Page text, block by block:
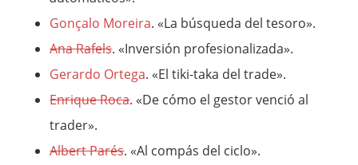
Gonçalo Moreira. «La búsqueda del tesoro».
Ana Rafels. «Inversión profesionalizada».
Gerardo Ortega. «El tiki-taka del trade».
Enrique Roca. «De cómo el gestor venció al
trader».
Albert Parés. «Al compás del ciclo».